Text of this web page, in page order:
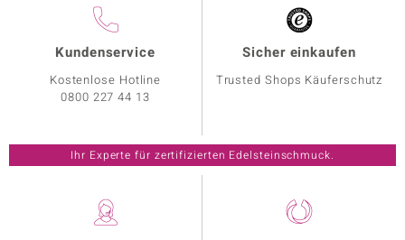
Kundenservice
Kostenlose Hotline
0800 227 44 13
Sicher einkaufen
Trusted Shops Käuferschutz
Ihr Experte für zertifizierten Edelsteinschmuck.